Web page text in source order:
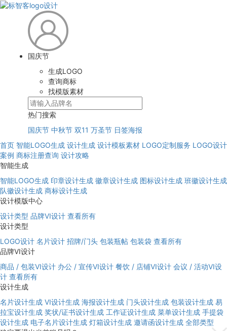
国庆节
生成LOGO
查询商标
找模版素材
热门搜索
国庆节 中秋节 双11 万圣节 日签海报
首页 智能LOGO生成 设计生成 设计模板素材 LOGO定制服务 LOGO设计
案例 商标注册查询 设计攻略
智能生成
智能LOGO生成 印章设计生成 徽章设计生成 图标设计生成 班徽设计生成
队徽设计生成 商标设计生成
设计模版中心
设计类型 品牌VI设计 查看所有
设计类型
LOGO设计 名片设计 招牌/门头 包装瓶帖 包装袋 查看所有
品牌VI设计
商品 / 包装VI设计 办公 / 宣传VI设计 餐饮 / 店铺VI设计 会议 / 活动VI设
计 查看所有
设计生成
名片设计生成 VI设计生成 海报设计生成 门头设计生成 包装设计生成 易
拉宝设计生成 奖状/证书设计生成 工作证设计生成 菜单设计生成 手提袋
设计生成 电子名片设计生成 灯箱设计生成 邀请函设计生成 全部类型